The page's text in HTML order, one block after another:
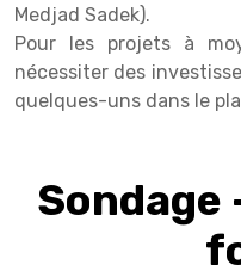
Medjad Sadek).
Pour les projets à
nécessiter des
quelques-uns dans le
Sondage